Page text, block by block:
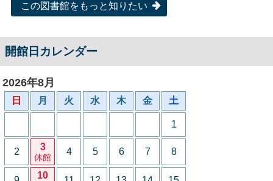
この図書館をもっと知りたい
開館日カレンダー
2026年8月
日 月 火 水 木 金 土
1
2 3
休館
4 5 6 7 8
10